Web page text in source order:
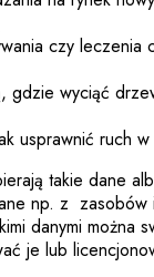
czy leczenia
gdzie wyciąć
usprawnić ruch w
takie dane
np. z zasobów
danymi można
je lub